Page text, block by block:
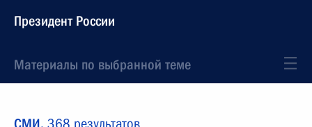
Президент России
Материалы по выбранной теме
СМИ, 368 результатов